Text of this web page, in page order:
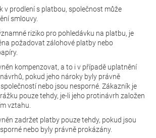
v prodlení s platbou, společnost může
smlouvy.
riziko pro pohledávku na platbu, je
požadovat zálohové platby nebo
kompenzovat, a to i v případě uplatnění
pokud jeho nároky byly právně
nebo jsou nesporné. Zákazník je
pouze tehdy, je-li jeho protinávrh založen
vztahu.
zadržet platby pouze tehdy, pokud jsou
nebo byly právně prokázány.